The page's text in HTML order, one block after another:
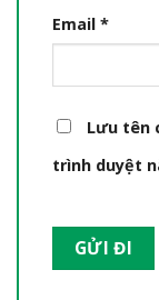
Email *
Lưu tên
trình duyệt